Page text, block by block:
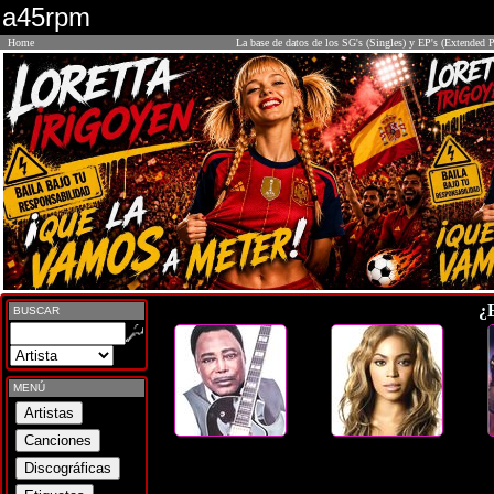
a45rpm
Home La base de datos de los SG's (Singles) y EP's (Extended
BUSCAR
MENÚ